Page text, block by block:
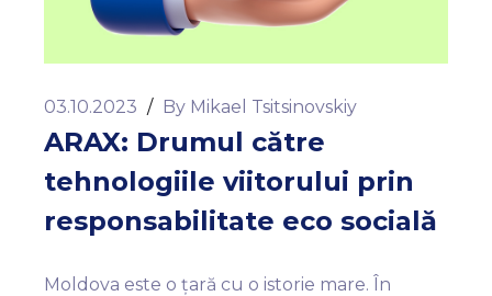
03.10.2023 / By Mikael Tsitsinovskiy
ARAX: Drumul către
tehnologiile viitorului prin
responsabilitate eco socială
Moldova este o țară cu o istorie mare. În